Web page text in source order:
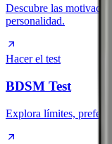
Descubre las
personalidad.
Hacer el test
BDSM Test
Explora límites,